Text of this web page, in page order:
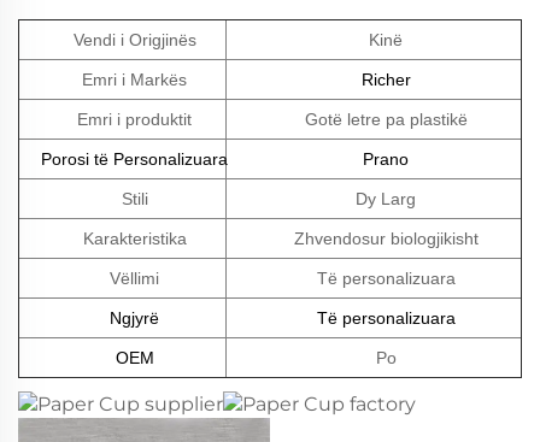
Vendi i Origjinës Kinë
Emri i Markës Richer
Emri i produktit Gotë letre pa plastikë
Porosi të Personalizuara Prano
Stili Dy Larg
Karakteristika Zhvendosur biologjikisht
Vëllimi Të personalizuara
Ngjyrë Të personalizuara
OEM Po